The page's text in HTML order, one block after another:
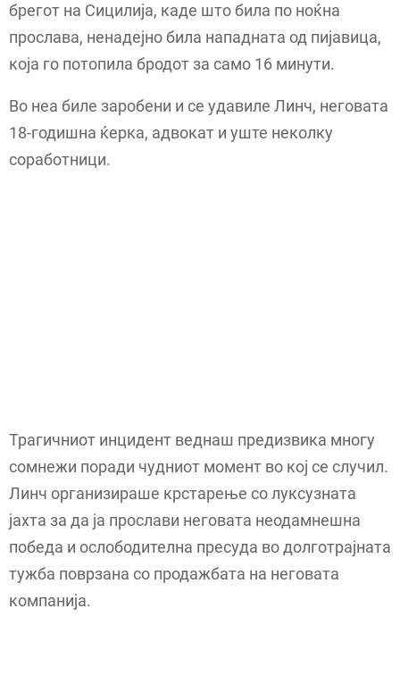
брегот на Сицилија, каде што била по ноќна
прослава, ненадејно била нападната од пијавица,
која го потопила бродот за само 16 минути.
Во неа биле заробени и се удавиле Линч, неговата
18-годишна ќерка, адвокат и уште неколку
соработници.
Трагичниот инцидент веднаш предизвика многу
сомнежи поради чудниот момент во кој се случил.
Линч организираше крстарење со луксузната
јахта за да ја прослави неговата неодамнешна
победа и ослободителна пресуда во долготрајната
тужба поврзана со продажбата на неговата
компанија.